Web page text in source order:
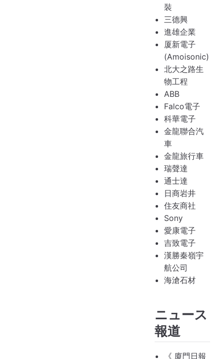
裝
三德興
進雄企業
厦新電子
(Amoisonic)
北大之路生
物工程
ABB
Falco電子
科華電子
金龍聯合汽
車
金龍旅行車
瑞聲達
通士達
日商岩井
住友商社
Sony
愛康電子
吉致電子
漢勝秦嶺宇
航公司
海滄石材
ニュース
報道
《 廈門日報